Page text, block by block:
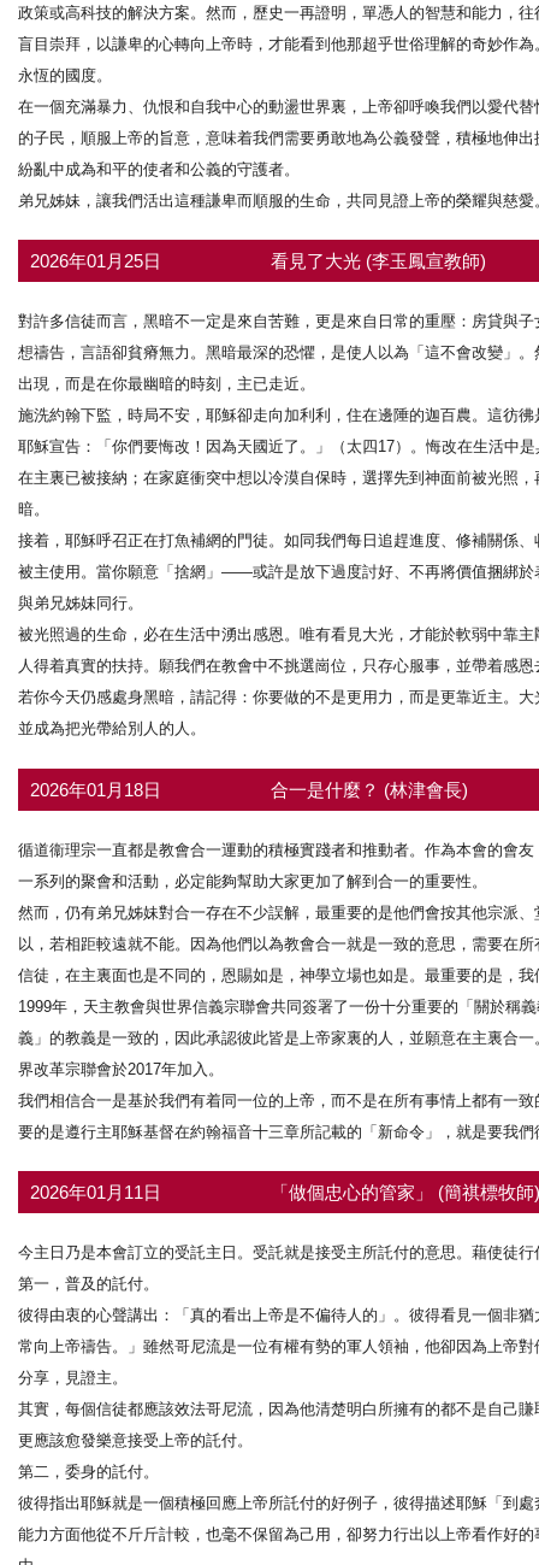
政策或高科技的解決方案。然而，歷史一再證明，單憑人的智慧和能力，
盲目崇拜，以謙卑的心轉向上帝時，才能看到他那超乎世俗理解的奇妙作
永恆的國度。
在一個充滿暴力、仇恨和自我中心的動盪世界裏，上帝卻呼喚我們以愛代
的子民，順服上帝的旨意，意味着我們需要勇敢地為公義發聲，積極地伸
紛亂中成為和平的使者和公義的守護者。
弟兄姊妹，讓我們活出這種謙卑而順服的生命，共同見證上帝的榮耀與慈愛
2026年01月25日 看見了大光 (李玉鳳宣教師)
對許多信徒而言，黑暗不一定是來自苦難，更是來自日常的重壓：房貸與
想禱告，言語卻貧瘠無力。黑暗最深的恐懼，是使人以為「這不會改變」
出現，而是在你最幽暗的時刻，主已走近。
施洗約翰下監，時局不安，耶穌卻走向加利利，住在邊陲的迦百農。這彷
耶穌宣告：「你們要悔改！因為天國近了。」（太四17）。悔改在生活中
在主裏已被接納；在家庭衝突中想以冷漠自保時，選擇先到神面前被光照
暗。
接着，耶穌呼召正在打魚補網的門徒。如同我們每日追趕進度、修補關係
被主使用。當你願意「捨網」——或許是放下過度討好、不再將價值捆綁
與弟兄姊妹同行。
被光照過的生命，必在生活中湧出感恩。唯有看見大光，才能於軟弱中靠
人得着真實的扶持。願我們在教會中不挑選崗位，只存心服事，並帶着感
若你今天仍感處身黑暗，請記得：你要做的不是更用力，而是更靠近主。
並成為把光帶給別人的人。
2026年01月18日 合一是什麼？ (林津會長)
循道衞理宗一直都是教會合一運動的積極實踐者和推動者。作為本會的會
一系列的聚會和活動，必定能夠幫助大家更加了解到合一的重要性。
然而，仍有弟兄姊妹對合一存在不少誤解，最重要的是他們會按其他宗派
以，若相距較遠就不能。因為他們以為教會合一就是一致的意思，需要在
信徒，在主裏面也是不同的，恩賜如是，神學立場也如是。最重要的是，
1999年，天主教會與世界信義宗聯會共同簽署了一份十分重要的「關於稱
義」的教義是一致的，因此承認彼此皆是上帝家裏的人，並願意在主裏合
界改革宗聯會於2017年加入。
我們相信合一是基於我們有着同一位的上帝，而不是在所有事情上都有一
要的是遵行主耶穌基督在約翰福音十三章所記載的「新命令」，就是要我
2026年01月11日 「做個忠心的管家」 (簡祺標牧
今主日乃是本會訂立的受託主日。受託就是接受主所託付的意思。藉使徒
第一，普及的託付。
彼得由衷的心聲講出：「真的看出上帝是不偏待人的」。彼得看見一個非
常向上帝禱告。」雖然哥尼流是一位有權有勢的軍人領袖，他卻因為上帝
分享，見證主。
其實，每個信徒都應該效法哥尼流，因為他清楚明白所擁有的都不是自己
更應該愈發樂意接受上帝的託付。
第二，委身的託付。
彼得指出耶穌就是一個積極回應上帝所託付的好例子，彼得描述耶穌「到
能力方面他從不斤斤計較，也毫不保留為己用，卻努力行出以上帝看作好